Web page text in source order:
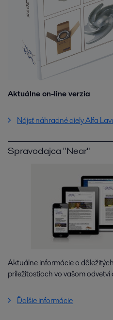
Aktuálne on-line verzia
Nájsť náhradné diely Alfa
Spravodajca "Near"
Aktuálne informácie o
príležitostiach vo vašom odvetví
Ďalšie informácie